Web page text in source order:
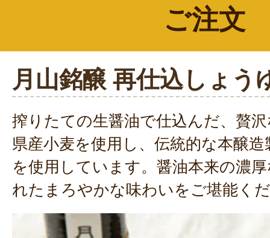
ご注文
月山銘醸 再仕込しょう
搾りたての生醤油で仕込んだ、贅
県産小麦を使用し、伝統的な本醸
を使用しています。醤油本来の濃
れたまろやかな味わいをご堪能く